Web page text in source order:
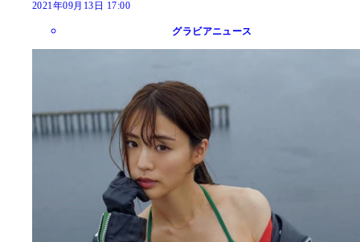
2021年09月13日 17:00
グラビアニュース